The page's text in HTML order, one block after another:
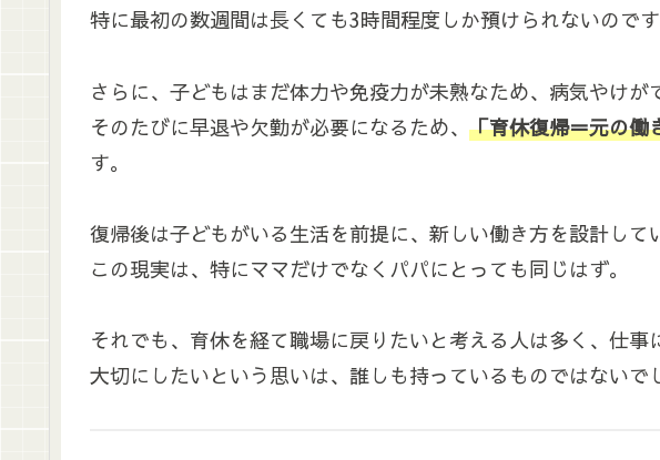
特に最初の数週間は長くても3時間程度しか預けられないのです
さらに、子どもはまだ体力や免疫力が未熟なため、病気やけが
そのたびに早退や欠勤が必要になるため、 「育休復帰＝元の働
す。
復帰後は子どもがいる生活を前提に、新しい働き方を設計して
この現実は、特にママだけでなくパパにとっても同じはず。
それでも、育休を経て職場に戻りたいと考える人は多く、仕事
大切にしたいという思いは、誰しも持っているものではないで